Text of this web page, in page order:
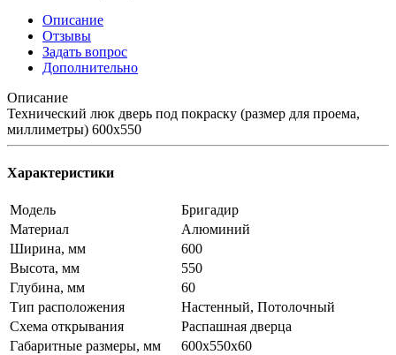
Описание
Отзывы
Задать вопрос
Дополнительно
Описание
Технический люк дверь под покраску (размер для проема,
миллиметры) 600x550
Характеристики
Модель
Бригадир
Материал
Алюминий
Ширина, мм
600
Высота, мм
550
Глубина, мм
60
Тип расположения
Настенный, Потолочный
Схема открывания
Распашная дверца
Габаритные размеры, мм
600х550х60